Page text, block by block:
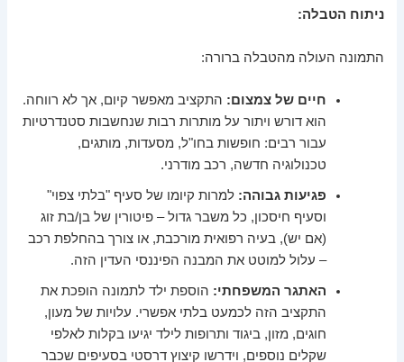
ניתוח הטבלה:
התמונה העולה מהטבלה ברורה:
חיים של צמצום: התקציב מאפשר קיום, אך לא רווחה.
הוא דורש ויתור על מותרות רבות שנחשבות סטנדרטיות
עבור רבים: חופשות בחו"ל, מסעדות, מותגים,
טכנולוגיה חדשה, רכב מודרני.
פגיעות גבוהה: למרות קיומו של סעיף "בלתי צפוי"
וסעיף חיסכון, כל משבר גדול – פיטורין של בן/בת זוג
(אם יש), בעיה רפואית מורכבת, או צורך בהחלפת רכב
– עלול למוטט את המבנה הפיננסי העדין הזה.
האתגר המשפחתי: הוספת ילד לתמונה הופכת את
התקציב הזה לכמעט בלתי אפשרי. עלויות של מעון,
חוגים, מזון, ביגוד ותרופות לילד יגיעו בקלות לאלפי
שקלים נוספים, וידרשו קיצוץ דרסטי בסעיפים שכבר